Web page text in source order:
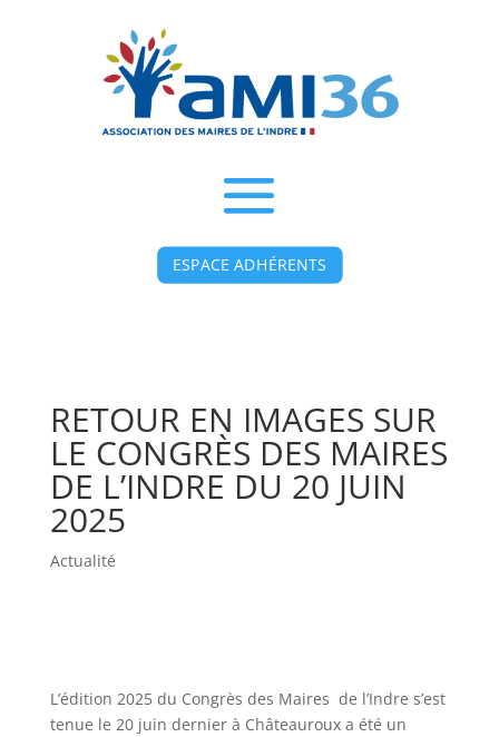
ESPACE ADHÉRENTS
RETOUR EN IMAGES SUR
LE CONGRÈS DES MAIRES
DE L’INDRE DU 20 JUIN
2025
Actualité
L’édition 2025 du Congrès des Maires de l’Indre s’est
tenue le 20 juin dernier à Châteauroux a été un